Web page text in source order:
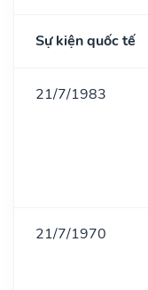
Sự kiện quốc tế
21/7/1983
21/7/1970